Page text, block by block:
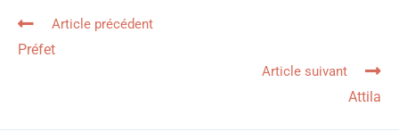
Article précédent
Préfet
Article suivant
Attila